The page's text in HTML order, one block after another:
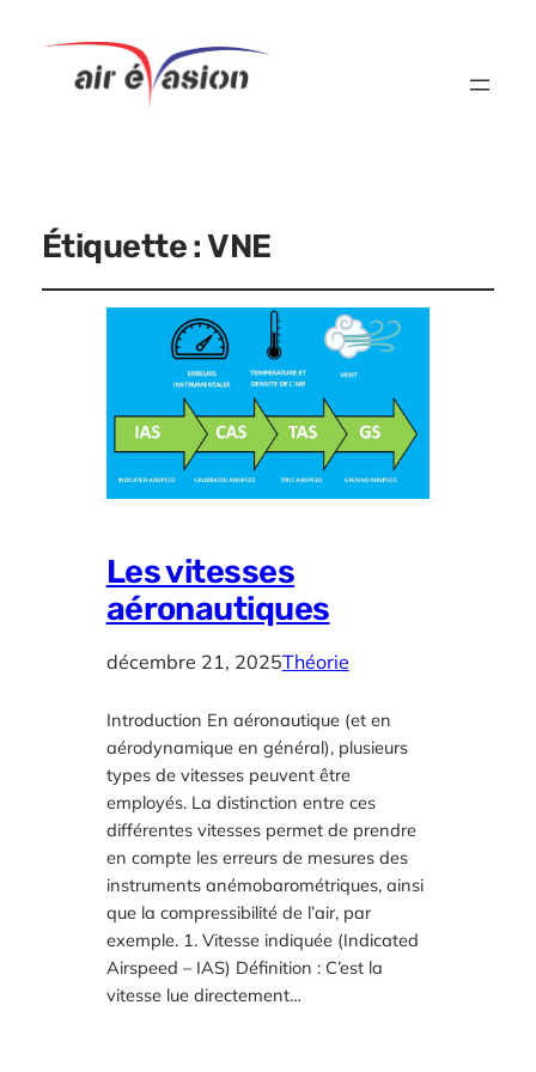
Étiquette :VNE
Les vitesses
aéronautiques
décembre 21, 2025Théorie
Introduction En aéronautique (et en
aérodynamique en général), plusieurs
types de vitesses peuvent être
employés. La distinction entre ces
différentes vitesses permet de prendre
en compte les erreurs de mesures des
instruments anémobarométriques, ainsi
que la compressibilité de l’air, par
exemple. 1. Vitesse indiquée (Indicated
Airspeed – IAS) Définition : C’est la
vitesse lue directement…